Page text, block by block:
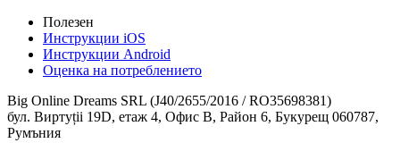
Полезен
Инструкции iOS
Инструкции Android
Оценка на потреблението
Big Online Dreams SRL (J40/2655/2016 / RO35698381)
бул. Виртуții 19D, етаж 4, Офис B, Район 6, Букурещ 060787,
Румъния